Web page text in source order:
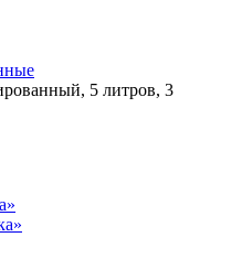
5 литров, 3